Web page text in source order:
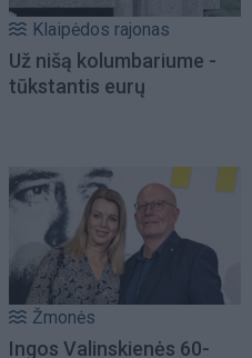
Klaipėdos rajonas
Už nišą kolumbariume -
tūkstantis eurų
Žmonės
Ingos Valinskienės 60-